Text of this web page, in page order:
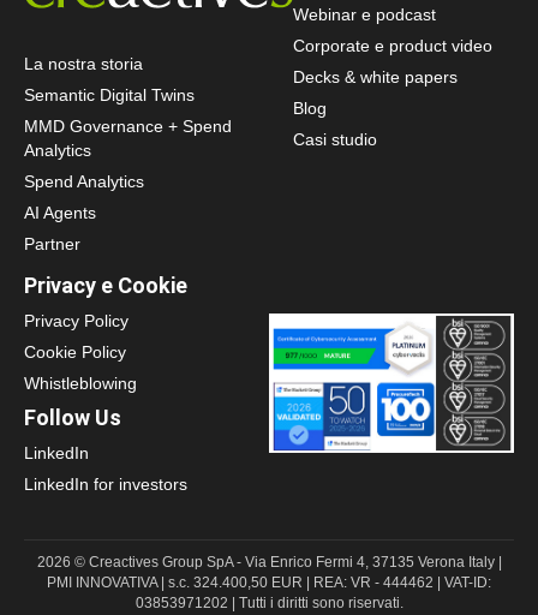
La nostra storia
Semantic Digital Twins
MMD Governance + Spend
Analytics
Spend Analytics
AI Agents
Partner
Webinar e podcast
Corporate e product video
Decks & white papers
Blog
Casi studio
Privacy e Cookie
Privacy Policy
Cookie Policy
Whistleblowing
Follow Us
LinkedIn
LinkedIn for investors
2026 © Creactives Group SpA - Via Enrico Fermi 4, 37135 Verona Italy |
PMI INNOVATIVA | s.c. 324.400,50 EUR | REA: VR - 444462 | VAT-ID:
03853971202 | Tutti i diritti sono riservati.